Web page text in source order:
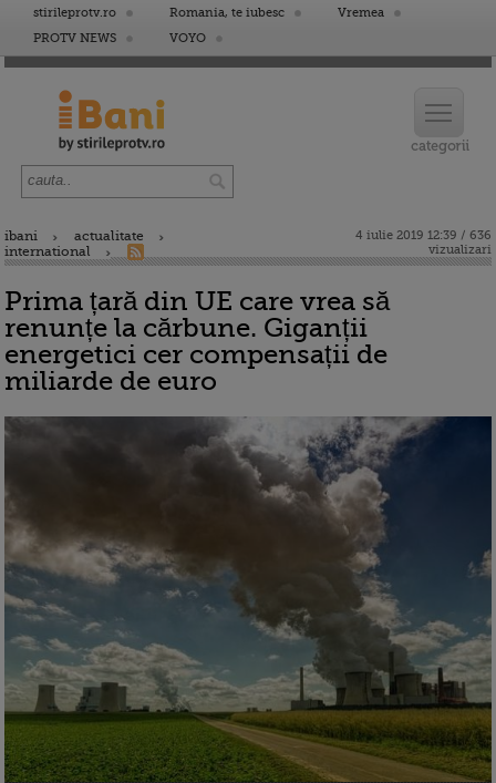
stirileprotv.ro Romania, te iubesc
Vremea
PROTV NEWS
VOYO
ibani
actualitate
international
4 iulie 2019 12:39 / 636
vizualizari
Prima țară din UE care vrea să
renunțe la cărbune. Giganții
energetici cer compensații de
miliarde de euro